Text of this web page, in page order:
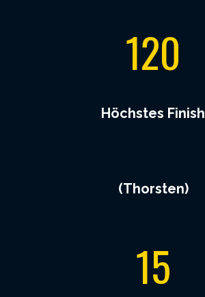
120
Höchstes Finish
(Thorsten)
15